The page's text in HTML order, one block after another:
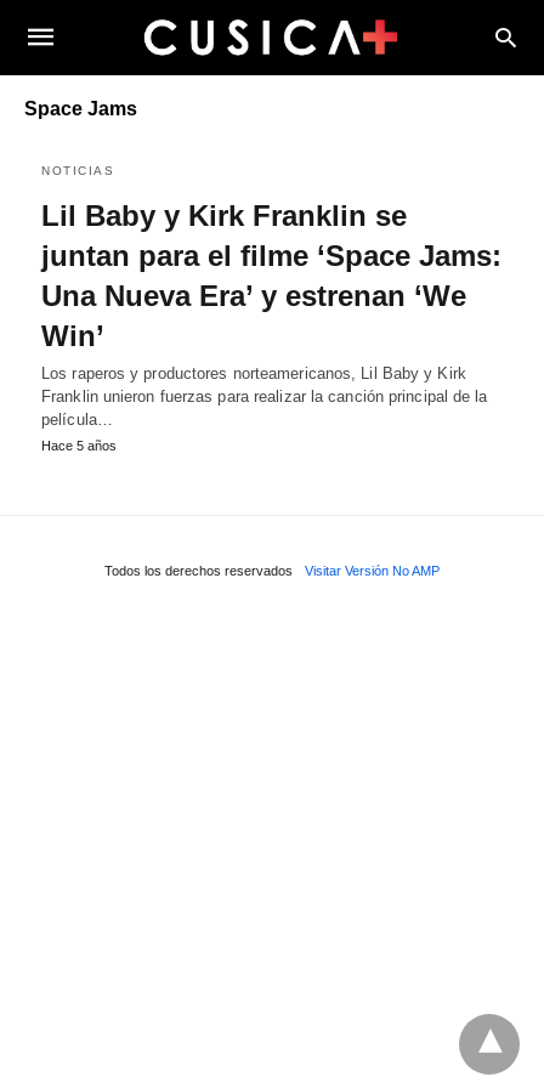
Space Jams
NOTICIAS
Lil Baby y Kirk Franklin se
juntan para el filme ‘Space Jams:
Una Nueva Era’ y estrenan ‘We
Win’
Los raperos y productores norteamericanos, Lil Baby y Kirk
Franklin unieron fuerzas para realizar la canción principal de la
película…
Hace 5 años
Todos los derechos reservados Visitar Versión No AMP